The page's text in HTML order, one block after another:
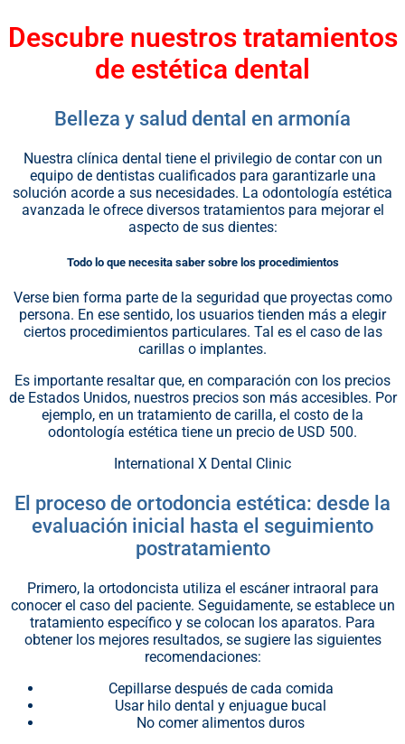
Descubre nuestros tratamientos
de estética dental
Belleza y salud dental en armonía
Nuestra clínica dental tiene el privilegio de contar con un
equipo de dentistas cualificados para garantizarle una
solución acorde a sus necesidades. La odontología estética
avanzada le ofrece diversos tratamientos para mejorar el
aspecto de sus dientes:
Todo lo que necesita saber sobre los procedimientos
Verse bien forma parte de la seguridad que proyectas como
persona. En ese sentido, los usuarios tienden más a elegir
ciertos procedimientos particulares. Tal es el caso de las
carillas o implantes.
Es importante resaltar que, en comparación con los precios
de Estados Unidos, nuestros precios son más accesibles. Por
ejemplo, en un tratamiento de carilla, el costo de la
odontología estética tiene un precio de USD 500.
International X Dental Clinic
El proceso de ortodoncia estética: desde la
evaluación inicial hasta el seguimiento
postratamiento
Primero, la ortodoncista utiliza el escáner intraoral para
conocer el caso del paciente. Seguidamente, se establece un
tratamiento específico y se colocan los aparatos. Para
obtener los mejores resultados, se sugiere las siguientes
recomendaciones:
Cepillarse después de cada comida
Usar hilo dental y enjuague bucal
No comer alimentos duros